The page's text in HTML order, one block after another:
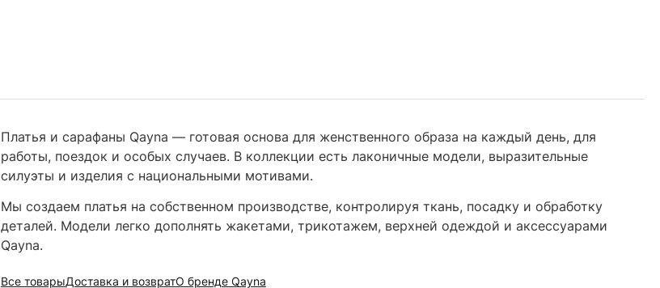
Платья и сарафаны Qayna — готовая основа для женственного образа на каждый день, для
работы, поездок и особых случаев. В коллекции есть лаконичные модели, выразительные
силуэты и изделия с национальными мотивами.
Мы создаем платья на собственном производстве, контролируя ткань, посадку и обработку
деталей. Модели легко дополнять жакетами, трикотажем, верхней одеждой и аксессуарами
Qayna.
Все товарыДоставка и возвратО бренде Qayna